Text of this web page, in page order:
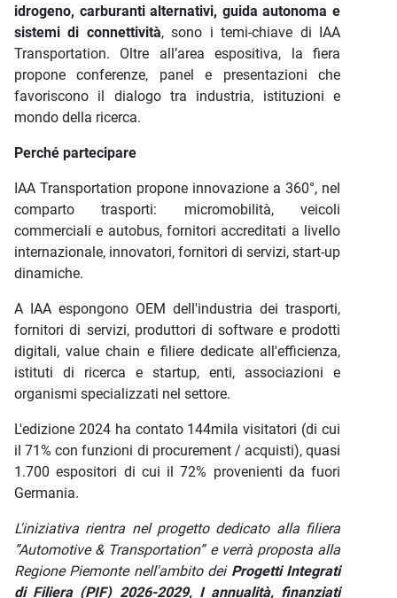
idrogeno, carburanti alternativi, guida autonoma e
sistemi di connettività, sono i temi-chiave di IAA
Transportation. Oltre all’area espositiva, la fiera
propone conferenze, panel e presentazioni che
favoriscono il dialogo tra industria, istituzioni e
mondo della ricerca.
Perché partecipare
IAA Transportation propone innovazione a 360°, nel
comparto trasporti: micromobilità, veicoli
commerciali e autobus, fornitori accreditati a livello
internazionale, innovatori, fornitori di servizi, start-up
dinamiche.
A IAA espongono OEM dell'industria dei trasporti,
fornitori di servizi, produttori di software e prodotti
digitali, value chain e filiere dedicate all'efficienza,
istituti di ricerca e startup, enti, associazioni e
organismi specializzati nel settore.
L'edizione 2024 ha contato 144mila visitatori (di cui
il 71% con funzioni di procurement / acquisti), quasi
1.700 espositori di cui il 72% provenienti da fuori
Germania.
L'iniziativa rientra nel progetto dedicato alla filiera
”Automotive & Transportation” e verrà proposta alla
Regione Piemonte nell'ambito dei Progetti Integrati
di Filiera (PIF) 2026-2029, I annualità, finanziati